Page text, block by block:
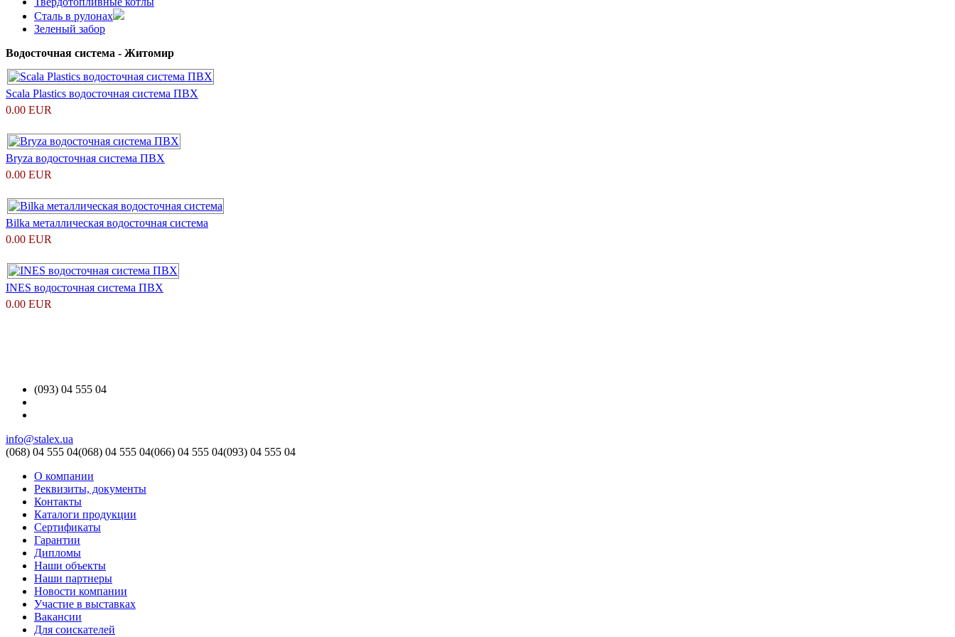
Сталь в рулонах
Зеленый забор
Водосточная система - Житомир
Scalа Plastics водосточная система ПВХ
0.00 EUR
Bryza водосточная система ПВХ
0.00 EUR
Bilka металлическая водосточная система
0.00 EUR
INES водосточная система ПВХ
0.00 EUR
(093) 04 555 04
info@stalex.ua
(068) 04 555 04(068) 04 555 04(066) 04 555 04(093) 04 555 04
О компании
Реквизиты, документы
Контакты
Каталоги продукции
Сертификаты
Гарантии
Дипломы
Наши объекты
Наши партнеры
Новости компании
Участие в выставках
Вакансии
Для соискателей